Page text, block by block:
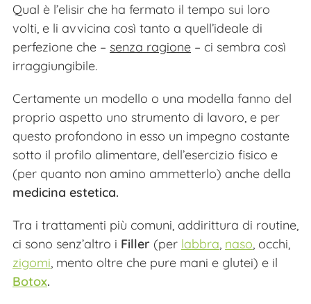
Qual è l’elisir che ha fermato il tempo sui loro
volti, e li avvicina così tanto a quell’ideale di
perfezione che – senza ragione – ci sembra così
irraggiungibile.
Certamente un modello o una modella fanno del
proprio aspetto uno strumento di lavoro, e per
questo profondono in esso un impegno costante
sotto il profilo alimentare, dell’esercizio fisico e
(per quanto non amino ammetterlo) anche della
medicina estetica.
Tra i trattamenti più comuni, addirittura di routine,
ci sono senz’altro i Filler (per labbra, naso, occhi,
zigomi, mento oltre che pure mani e glutei) e il
Botox.